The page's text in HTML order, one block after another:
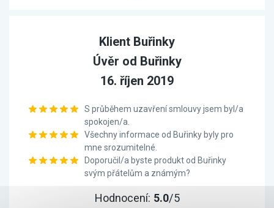
Klient Buřinky
Úvěr od Buřinky
16. říjen 2019
S průběhem uzavření smlouvy jsem byl/a
spokojen/a.
Všechny informace od Buřinky byly pro
mne srozumitelné.
Doporučil/a byste produkt od Buřinky
svým přátelům a známým?
Hodnocení: 5.0/5